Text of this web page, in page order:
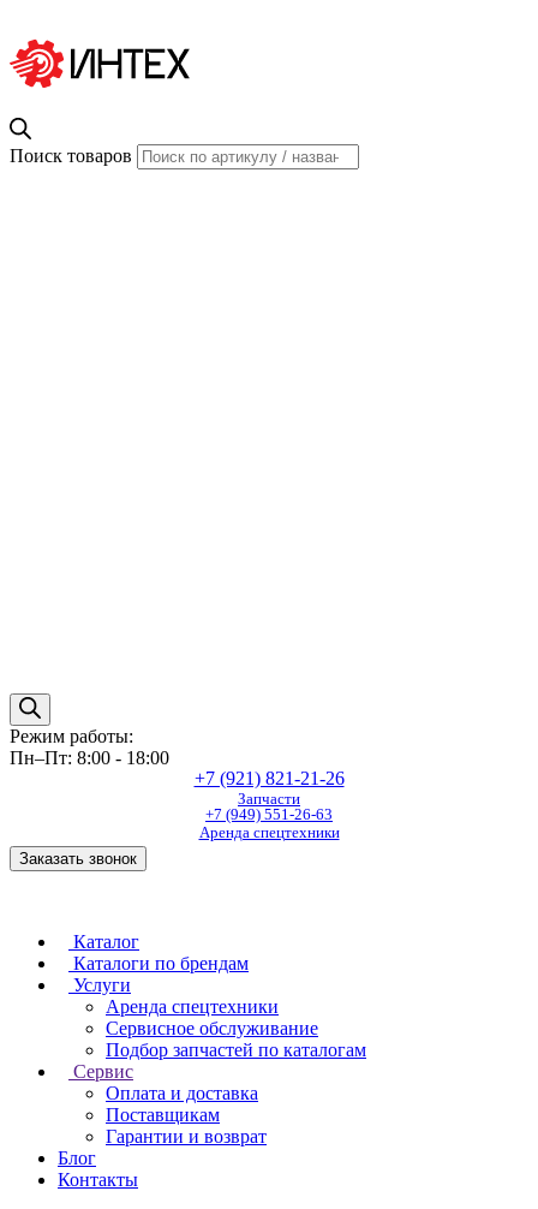
Поиск товаров
Режим работы:
Пн–Пт: 8:00 - 18:00
+7 (921) 821-21-26
Запчасти
+7 (949) 551-26-63
Аренда спецтехники
Заказать звонок
Каталог
Каталоги по брендам
Услуги
Аренда спецтехники
Сервисное обслуживание
Подбор запчастей по каталогам
Сервис
Оплата и доставка
Поставщикам
Гарантии и возврат
Блог
Контакты